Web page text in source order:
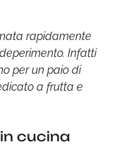
rapidamente
Infatti
per un paio di
a frutta e
cucina